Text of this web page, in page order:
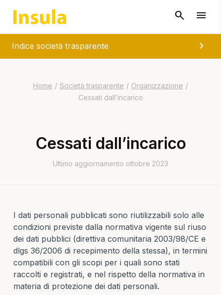
Indice società trasparente chevron_right
Home / Società trasparente / Organizzazione /
Cessati dall’incarico
Cessati dall’incarico
Ultimo aggiornamento ottobre 2023
I dati personali pubblicati sono riutilizzabili solo alle
condizioni previste dalla normativa vigente sul riuso
dei dati pubblici (direttiva comunitaria 2003/98/CE e
dlgs 36/2006 di recepimento della stessa), in termini
compatibili con gli scopi per i quali sono stati
raccolti e registrati, e nel rispetto della normativa in
materia di protezione dei dati personali.